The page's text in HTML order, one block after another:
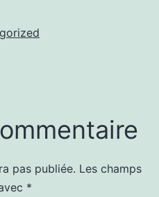
pas publiée. Les champs
*